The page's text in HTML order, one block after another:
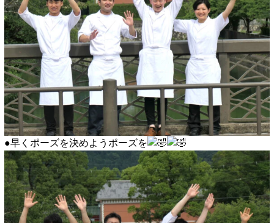
●早くポーズを決めようポーズを